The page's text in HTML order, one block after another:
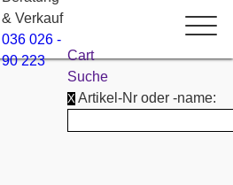
& Verkauf
036 026 -
90 223
Cart
Suche
X Artikel-Nr oder -name: